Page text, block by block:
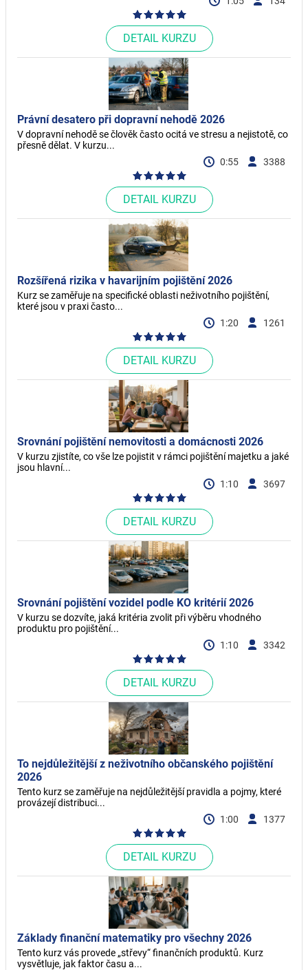
DETAIL KURZU
Právní desatero při dopravní nehodě 2026
V dopravní nehodě se člověk často ocitá ve stresu a nejistotě, co
přesně dělat. V kurzu...
0:55
3388
DETAIL KURZU
Rozšířená rizika v havarijním pojištění 2026
Kurz se zaměřuje na specifické oblasti neživotního pojištění,
které jsou v praxi často...
1:20
1261
DETAIL KURZU
Srovnání pojištění nemovitosti a domácnosti 2026
V kurzu zjistíte, co vše lze pojistit v rámci pojištění majetku a jaké
jsou hlavní...
1:10
3697
DETAIL KURZU
Srovnání pojištění vozidel podle KO kritérií 2026
V kurzu se dozvíte, jaká kritéria zvolit při výběru vhodného
produktu pro pojištění...
1:10
3342
DETAIL KURZU
To nejdůležitější z neživotního občanského pojištění
2026
Tento kurz se zaměřuje na nejdůležitější pravidla a pojmy, které
provázejí distribuci...
1:00
1377
DETAIL KURZU
Základy finanční matematiky pro všechny 2026
Tento kurz vás provede „střevy“ finančních produktů. Kurz
vysvětluje, jak faktor času a...